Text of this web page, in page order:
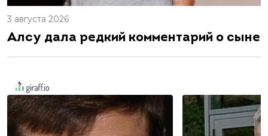
3 августа 2026
Алсу дала редкий комментарий о сыне